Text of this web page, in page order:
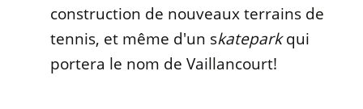
construction de nouveaux terrains de
tennis, et même d'un skateparkqui
portera le nom de Vaillancourt!